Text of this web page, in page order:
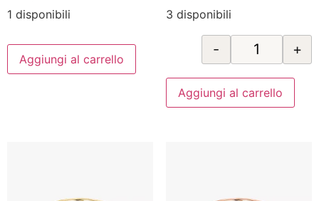
1 disponibili
Aggiungi al carrello
3 disponibili
- +
Aggiungi al carrello